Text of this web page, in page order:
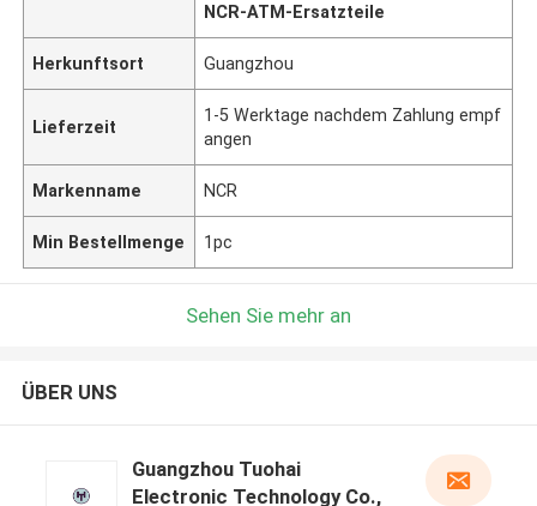
NCR-ATM-Ersatzteile
Herkunftsort Guangzhou
Lieferzeit
1-5 Werktage nachdem Zahlung empf
angen
Markenname NCR
Min Bestellmenge 1pc
Sehen Sie mehr an
ÜBER UNS
Guangzhou Tuohai
Electronic Technology Co.,